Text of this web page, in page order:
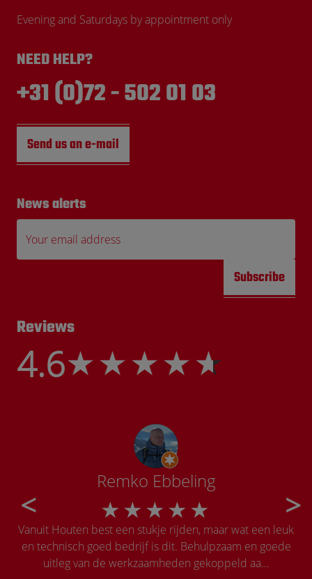
Evening and Saturdays by appointment only
NEED HELP?
+31 (0)72 - 502 01 03
Send us an e-mail
News alerts
Your email address
Subscribe
Reviews
4.6
Remko Ebbeling
Vanuit Houten best een stukje rijden, maar wat een leuk
en technisch goed bedrijf is dit. Behulpzaam en goede
uitleg van de werkzaamheden gekoppeld aa…